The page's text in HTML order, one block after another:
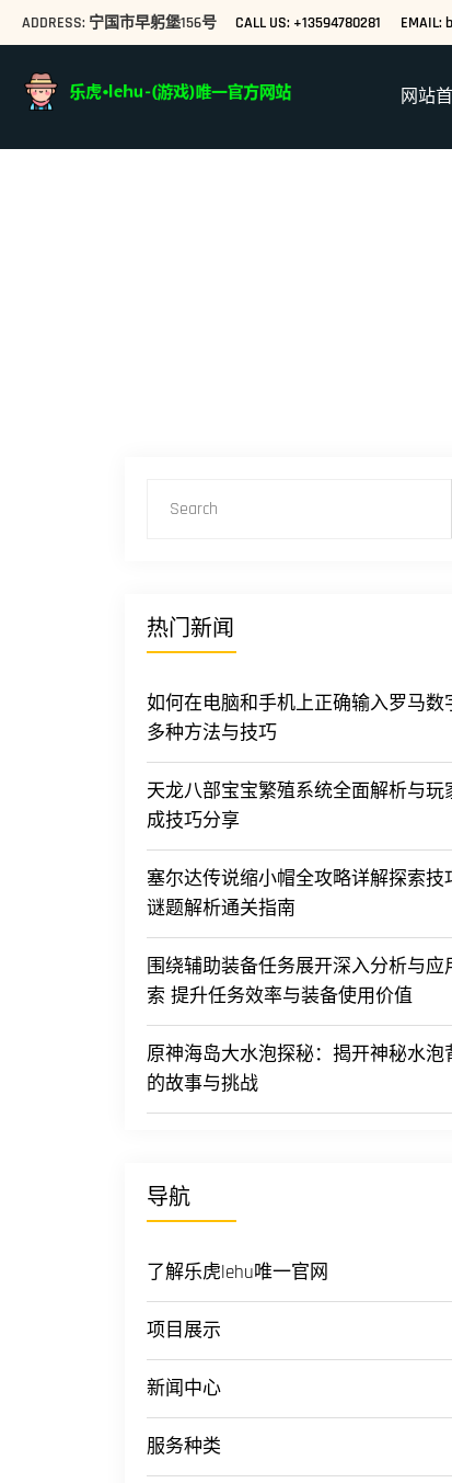
ADDRESS: 宁国市早躬堡156号 CALL US: +13594780281 EMAIL:
网站
热门新闻
如何在电脑和手机上正确输入罗马数
多种方法与技巧
天龙八部宝宝繁殖系统全面解析与玩
成技巧分享
塞尔达传说缩小帽全攻略详解探索技
谜题解析通关指南
围绕辅助装备任务展开深入分析与应
索 提升任务效率与装备使用价值
原神海岛大水泡探秘：揭开神秘水泡
的故事与挑战
导航
了解乐虎lehu唯一官网
项目展示
新闻中心
服务种类